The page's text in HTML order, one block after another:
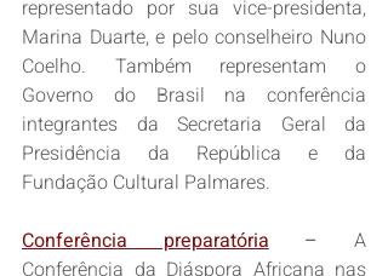
representado por sua vice-presidenta,
Marina Duarte, e pelo conselheiro Nuno
Coelho. Também representam o
Governo do Brasil na conferência
integrantes da Secretaria Geral da
Presidência da República e da
Fundação Cultural Palmares.
Conferência preparatória – A
Conferência da Diáspora Africana nas